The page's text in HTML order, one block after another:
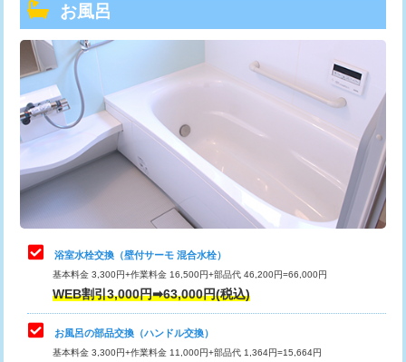
トーラー機使用/3mまで
追加トーラー機使用/3m超え
カメラ調査 33,000円
桝清掃 8,800円
止水・漏水調査・防水処理・清掃・修
理・調整・分解・加工など（軽作業）
止水・漏水調査・防水処理・清掃・修
理・調整・分解・加工など（中作業）
22,000円
止水・漏水調査・防水処理・清掃・修
理・調整・分解・加工など（重作業）
33,000円
トイレタンク脱着
お風呂
浴室水栓交換（壁付サーモ 混合水栓）
基本料金 3,300円+作業料金 16,500円+部品代 46,200円=66,000円
WEB割引3,000円➡63,000円(税込)
お風呂の部品交換（ハンドル交換）
基本料金 3,300円+作業料金 11,000円+部品代 1,364円=15,664円